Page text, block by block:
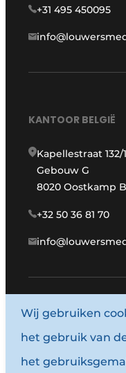
+31 495 450095
KANTOOR BELGIË
Kapellestraat 132/1
Gebouw G
8020 Oostkamp
+32 50 36 81 70
© 1987 -
Wij gebruiken
het gebruik van
het